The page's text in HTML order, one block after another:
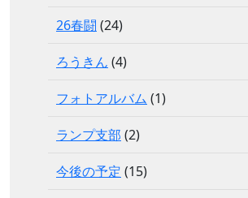
26春闘 (24)
ろうきん (4)
フォトアルバム (1)
ランプ支部 (2)
今後の予定 (15)